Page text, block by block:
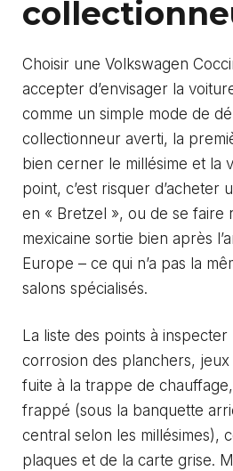
Choisir une Volkswagen
accepter d’envisager la
comme un simple mode de
collectionneur averti, la
bien cerner le millésime et la
point, c’est risquer d’acheter
en « Bretzel », ou de se faire
mexicaine sortie bien après
Europe – ce qui n’a pas la
salons spécialisés.
La liste des points à
corrosion des planchers, jeux
fuite à la trappe de
frappé (sous la banquette
central selon les millésimes),
plaques et de la carte grise.